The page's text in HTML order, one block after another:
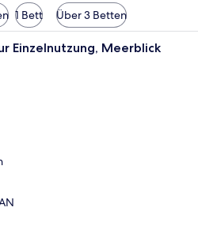
1 Bett Über 3 Betten
Ein Hotelzimmer mit einem
Einzelnutzung, Meerblick